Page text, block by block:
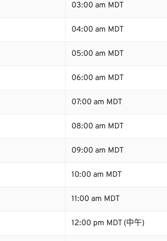
03:00 am MDT
04:00 am MDT
05:00 am MDT
06:00 am MDT
07:00 am MDT
08:00 am MDT
09:00 am MDT
10:00 am MDT
11:00 am MDT
12:00 pm MDT (中午)